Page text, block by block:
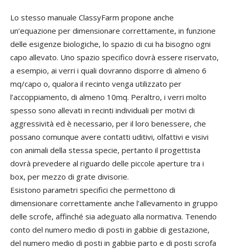
Lo stesso manuale ClassyFarm propone anche
un’equazione per dimensionare correttamente, in funzione
delle esigenze biologiche, lo spazio di cui ha bisogno ogni
capo allevato. Uno spazio specifico dovrà essere riservato,
a esempio, ai verri i quali dovranno disporre di almeno 6
mq/capo o, qualora il recinto venga utilizzato per
l’accoppiamento, di almeno 10mq. Peraltro, i verri molto
spesso sono allevati in recinti individuali per motivi di
aggressività ed è necessario, per il loro benessere, che
possano comunque avere contatti uditivi, olfattivi e visivi
con animali della stessa specie, pertanto il progettista
dovrà prevedere al riguardo delle piccole aperture tra i
box, per mezzo di grate divisorie.
Esistono parametri specifici che permettono di
dimensionare correttamente anche l’allevamento in gruppo
delle scrofe, affinché sia adeguato alla normativa. Tenendo
conto del numero medio di posti in gabbie di gestazione,
del numero medio di posti in gabbie parto e di posti scrofa